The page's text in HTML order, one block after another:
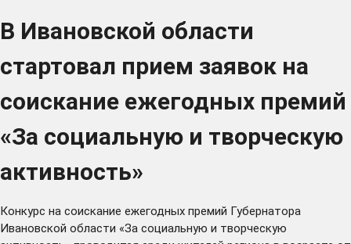
В Ивановской области
стартовал прием заявок на
соискание ежегодных премий
«За социальную и творческую
активность»
Конкурс на соискание ежегодных премий Губернатора
Ивановской области «За социальную и творческую